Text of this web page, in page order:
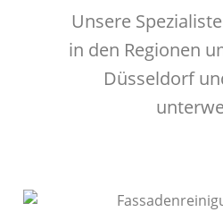
Unsere
in den Regionen
Düsseldorf